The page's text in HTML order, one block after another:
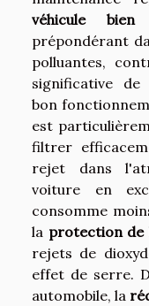
véhicule bien
prépondérant
polluantes,
significative de
bon
est
filtrer
rejet dans
voiture en
consomme
la protection de
rejets de
effet de serre.
automobile, la